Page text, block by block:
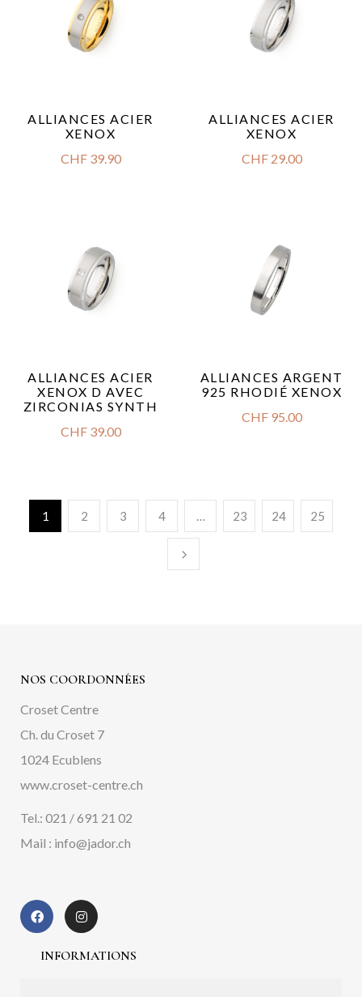
ALLIANCES ACIER
XENOX
CHF39.90
ALLIANCES ACIER
XENOX
CHF29.00
ALLIANCES ACIER
XENOX D AVEC
ZIRCONIAS SYNTH
CHF39.00
ALLIANCES ARGENT
925 RHODIÉ XENOX
CHF95.00
1 2 3 4 … 23 24 25
NOS COORDONNÉES
Croset Centre
Ch. du Croset 7
1024 Ecublens
www.croset-centre.ch
Tel.: 021 / 691 21 02
Mail : info@jador.ch
INFORMATIONS